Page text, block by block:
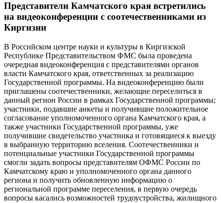
Представители Камчатского края встретились
на видеоконференции с соотечественниками из
Киргизии
В Российском центре науки и культуры в Киргизской
Республике Представительством ФМС была проведена
очередная видеоконференция с представителями органов
власти Камчатского края, ответственных за реализацию
Государственной программы. На видеоконференцию были
приглашены соотечественники, желающие переселиться в
данный регион России в рамках Государственной программы;
участники, подавшие анкеты и получившие положительное
согласование уполномоченного органа Камчатского края, а
также участники Государственной программы, уже
получившие свидетельство участника и готовящиеся к выезду
в выбранную территорию вселения. Соотечественники и
потенциальные участники Государственной программы
смогли задать вопросы представителям ОФМС России по
Камчатскому краю и уполномоченного органа данного
региона и получить обновленную информацию о
региональной программе переселения, в первую очередь
вопросы касались возможностей трудоустройства, жилищного